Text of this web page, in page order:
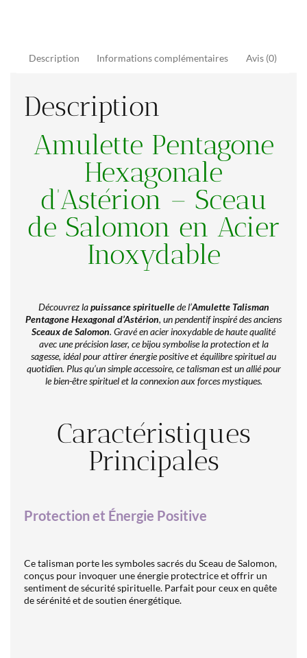
Description Informations complémentaires Avis (0)
Description
Amulette Pentagone
Hexagonale
d’Astérion – Sceau
de Salomon en Acier
Inoxydable
Découvrez lapuissance spirituellede l’Amulette Talisman
Pentagone Hexagonal d’Astérion, un pendentif inspiré des anciens
Sceaux de Salomon. Gravé en acier inoxydable de haute qualité
avec une précision laser, ce bijou symbolise la protection et la
sagesse, idéal pour attirer énergie positive et équilibre spirituel au
quotidien. Plus qu’un simple accessoire, ce talisman est un allié pour
le bien-être spirituel et la connexion aux forces mystiques.
Caractéristiques
Principales
Protection et Énergie Positive
Ce talisman porte les symboles sacrés du Sceau de Salomon,
conçus pour invoquer une énergie protectrice et offrir un
sentiment de sécurité spirituelle. Parfait pour ceux en quête
de sérénité et de soutien énergétique.